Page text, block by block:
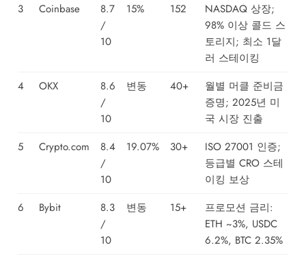
3
Coinbase
8.7
/
10
15% 152
NASDAQ 상장;
98% 이상 콜드 스
토리지; 최소 1달
러 스테이킹
4
OKX
8.6
/
10
변동 40+
월별 머클 준비금
증명; 2025년 미
국 시장 진출
5
Crypto.com
8.4
/
10
19.07% 30+
ISO 27001 인증;
등급별 CRO 스테
이킹 보상
6
Bybit
8.3
/
10
변동 15+
프로모션 금리:
ETH ~3%, USDC
6.2%, BTC 2.35%